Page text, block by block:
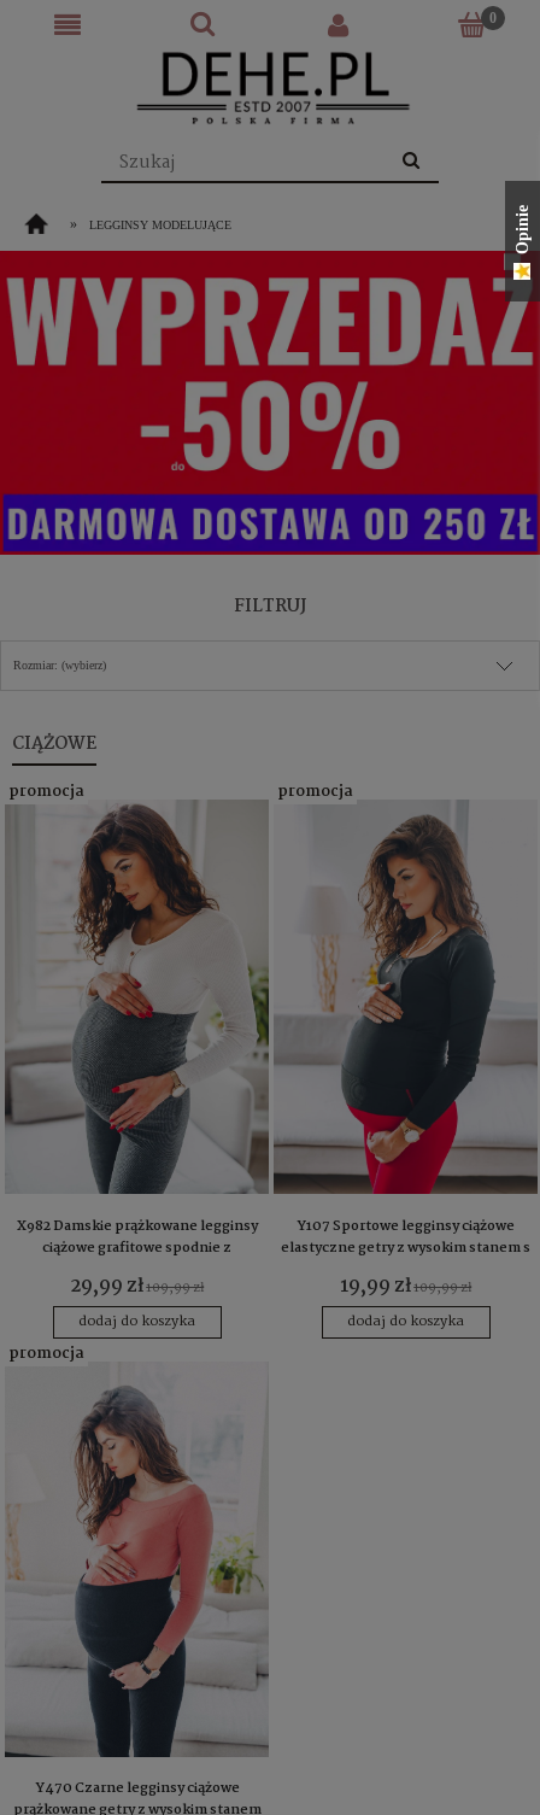
» LEGGINSY MODELUJĄCE
FILTRUJ
Rozmiar: (wybierz)
CIĄŻOWE
X982 Damskie prążkowane legginsy
ciążowe grafitowe spodnie z
29,99 zł109,99 zł
dodaj do koszyka
promocja
Y107 Sportowe legginsy ciążowe
elastyczne getry z wysokim stanem s
19,99 zł109,99 zł
dodaj do koszyka
promocja
Y470 Czarne legginsy ciążowe
prążkowane getry z wysokim stanem
promocja
Opinie